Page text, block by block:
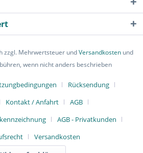
zzgl. Mehrwertsteuer undVersandkostenund
wenn nicht anders beschrieben
Rücksendung
Kontakt / Anfahrt
AGB
AGB - Privatkunden
Versandkosten